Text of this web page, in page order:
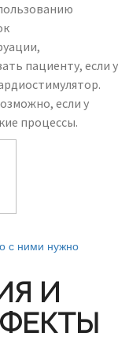
пациенту, если у
если у
процессы.
с ними нужно
И